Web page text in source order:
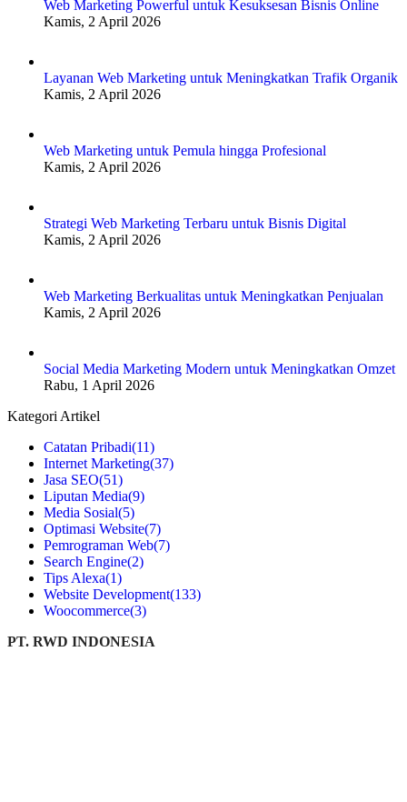
Web Marketing Powerful untuk Kesuksesan Bisnis Online
Kamis, 2 April 2026
Layanan Web Marketing untuk Meningkatkan Trafik Organik
Kamis, 2 April 2026
Web Marketing untuk Pemula hingga Profesional
Kamis, 2 April 2026
Strategi Web Marketing Terbaru untuk Bisnis Digital
Kamis, 2 April 2026
Web Marketing Berkualitas untuk Meningkatkan Penjualan
Kamis, 2 April 2026
Social Media Marketing Modern untuk Meningkatkan Omzet
Rabu, 1 April 2026
Kategori Artikel
Catatan Pribadi(11)
Internet Marketing(37)
Jasa SEO(51)
Liputan Media(9)
Media Sosial(5)
Optimasi Website(7)
Pemrograman Web(7)
Search Engine(2)
Tips Alexa(1)
Website Development(133)
Woocommerce(3)
PT. RWD INDONESIA